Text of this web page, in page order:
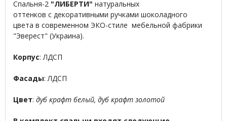
Спальня-2 "ЛИБЕРТИ" натуральных
оттенков с декоративными ручками шоколадного
цвета в современном ЭКО-стиле мебельной фабрики
"Эверест" (Украина).
Корпус: ЛДСП
Фасады: ЛДСП
Цвет: дуб крафт белый, дуб крафт золотой